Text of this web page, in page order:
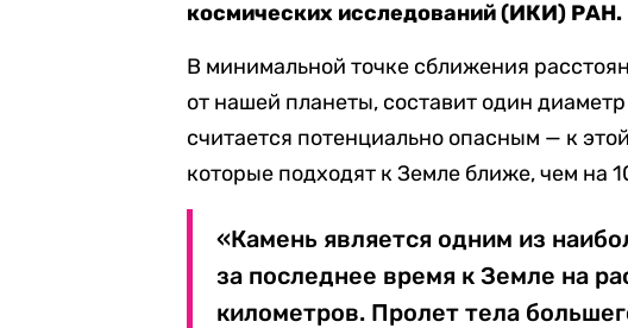
космических исследований (ИКИ) РАН.
В минимальной точке сближения
от нашей планеты, составит один
считается потенциально опасным — к
которые подходят к Земле ближе, чем на
«Камень является одним из
за последнее время к Земле на
километров. Пролет тела